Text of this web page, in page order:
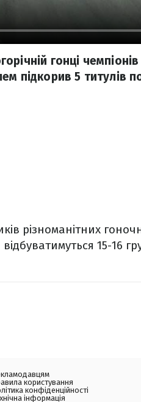
гонці
підкорив 5 титулів
різноманітних
15-16
користування
конфіденційності
інформація